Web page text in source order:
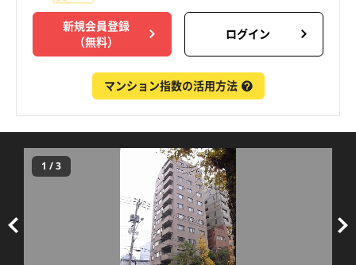
新規会員登録
（無料）
ログイン
マンション指数の活用方法
1 /3